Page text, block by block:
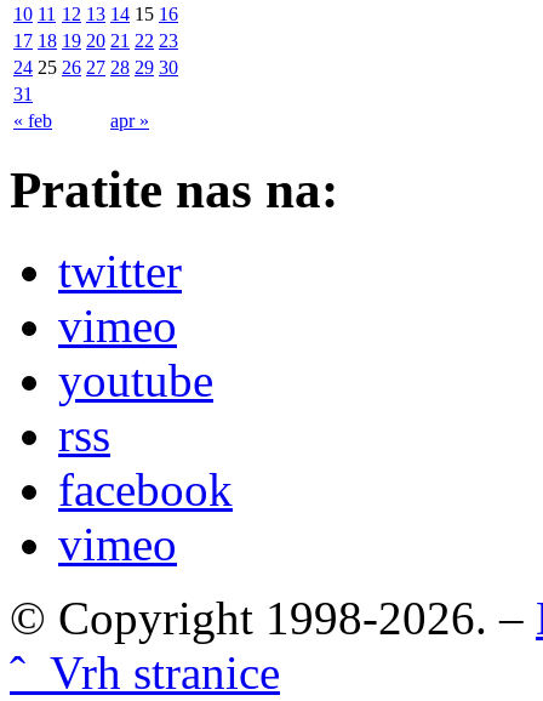
« feb apr »
10 11 12 13 14 15 16
17 18 19 20 21 22 23
24 25 26 27 28 29 30
31
Pratite nas na:
twitter
vimeo
youtube
rss
facebook
vimeo
© Copyright 1998-2026. –
ˆ Vrh stranice